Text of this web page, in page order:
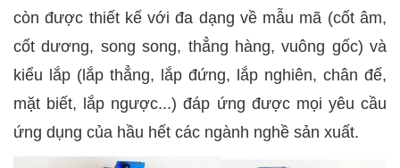
còn được thiết kế với đa dạng về mẫu mã (cốt âm,
cốt dương, song song, thẳng hàng, vuông gốc) và
kiểu lắp (lắp thẳng, lắp đứng, lắp nghiên, chân đế,
mặt biết, lắp ngược...) đáp ứng được mọi yêu cầu
ứng dụng của hầu hết các ngành nghề sản xuất.